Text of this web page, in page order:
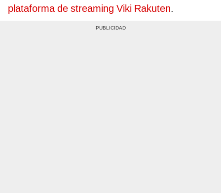
plataforma de streaming Viki Rakuten.